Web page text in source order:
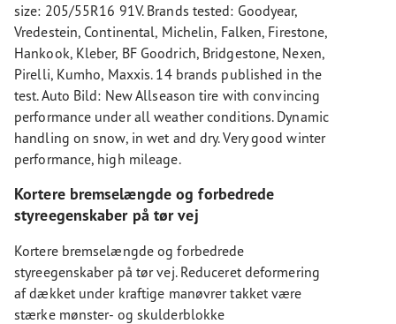
size: 205/55R16 91V. Brands tested: Goodyear,
Vredestein, Continental, Michelin, Falken, Firestone,
Hankook, Kleber, BF Goodrich, Bridgestone, Nexen,
Pirelli, Kumho, Maxxis. 14 brands published in the
test. Auto Bild: New Allseason tire with convincing
performance under all weather conditions. Dynamic
handling on snow, in wet and dry. Very good winter
performance, high mileage.
Kortere bremselængde og forbedrede
styreegenskaber på tør vej
Kortere bremselængde og forbedrede
styreegenskaber på tør vej. Reduceret deformering
af dækket under kraftige manøvrer takket være
stærke mønster- og skulderblokke